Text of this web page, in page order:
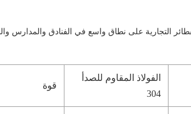
التجارية على نطاق واسع في الفنادق والمدارس
الفولاذ المقاوم للصدأ
304
قوة